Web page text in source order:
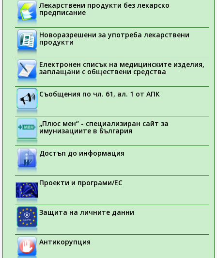
Лекарствени продукти без лекарско
предписание
Новоразрешени за употреба лекарствени
продукти
Електронен списък на медицинските изделия,
заплащани с обществени средства
Съобщения по чл. 61, ал. 1 от АПК
„Плюс мен“ - специализиран сайт за
имунизациите в България
Достъп до информация
Проекти и програми/ЕС
Защита на личните данни
Антикорупция